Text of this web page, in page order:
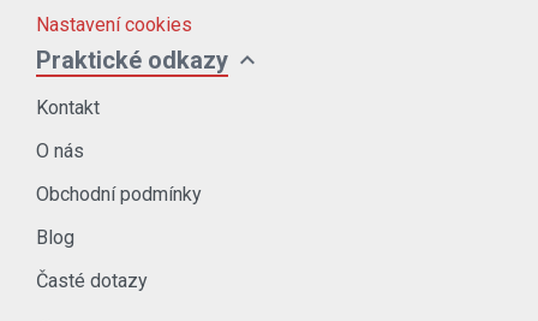
Nastavení cookies
Praktické odkazy expand_more
Kontakt
O nás
Obchodní podmínky
Blog
Časté dotazy